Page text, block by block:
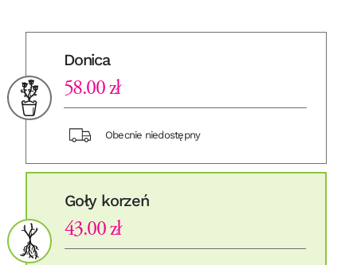
Donica
58.00 zł
Obecnie niedostępny
Goły korzeń
43.00 zł